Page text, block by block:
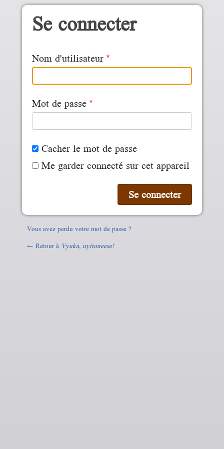
Aller au contenu principal
Se connecter
Nom d'utilisateur
Mot de passe
Cacher le mot de passe
Me garder connecté sur cet appareil
Vous avez perdu votre mot de passe ?
← Retour à Vyuka, uyitoneese!